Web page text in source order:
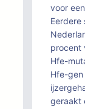
voor
Eerdere
procent
Hfe-
Hfe-
geraakt